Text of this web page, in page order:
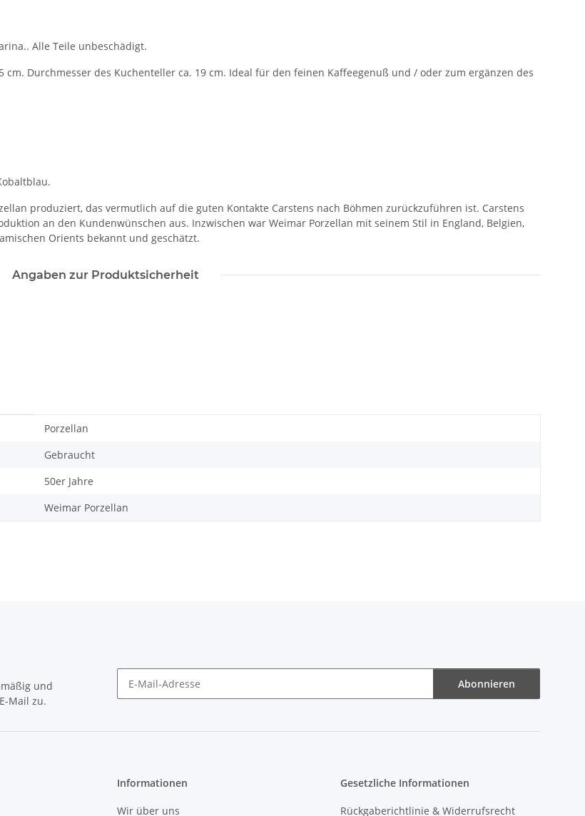
Alle Teile unbeschädigt.
cm. Durchmesser des Kuchenteller ca. 19 cm. Ideal für den feinen Kaffeegenuß und / oder zum ergänzen des
produziert, das vermutlich auf die guten Kontakte Carstens nach Böhmen zurückzuführen ist. Carstens
an den Kundenwünschen aus. Inzwischen war Weimar Porzellan mit seinem Stil in England, Belgien,
Orients bekannt und geschätzt.
Angaben zur Produktsicherheit
Porzellan
Gebraucht
50er Jahre
Weimar Porzellan
und
Mail zu.
Abonnieren
Informationen
Wir über uns
Gesetzliche Informationen
Rückgaberichtlinie & Widerrufsrecht